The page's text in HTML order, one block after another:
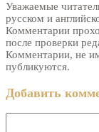
Уважаемые
русском и
Комментарии
после проверки
Комментарии, не
публикуются.
Добавить